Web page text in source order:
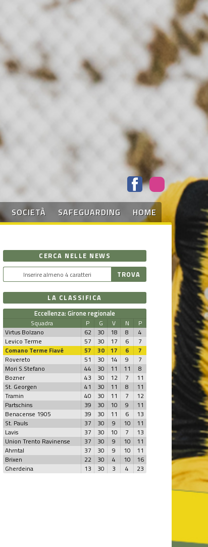
SOCIETÀ SAFEGUARDING HOME
CERCA NELLE NEWS
LA CLASSIFICA
Eccellenza: Girone regionale
Squadra P G V N
P
Virtus Bolzano
62 30 18 8
4
Levico Terme
57 30 17 6
7
Comano Terme Fiavé
57 30 17 6
7
Rovereto
51 30 14 9
7
Mori S.Stefano
44 30 11 11
8
Bozner
43 30 12 7
11
St. Georgen
41 30 11 8
11
Tramin
40 30 11 7
12
Partschins
39 30 10 9
11
Benacense 1905
39 30 11 6
13
St. Pauls
37 30 9 10
11
Lavis
37 30 10 7
13
Union Trento Ravinense
37 30 9 10
11
Ahrntal
37 30 9 10
11
Brixen
22 30 4 10
16
Gherdeina
13 30 3 4 23